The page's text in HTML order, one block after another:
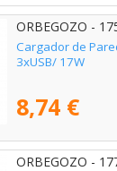
ORBEGOZO -
Cargador de
3xUSB/ 17W
8,74 €
ORBEGOZO -